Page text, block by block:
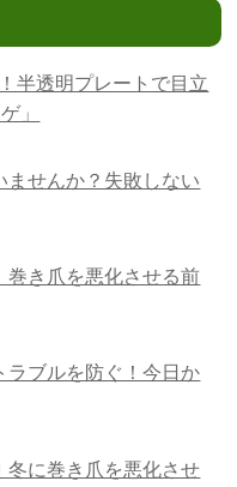
半透明プレートで目立
」
ませんか？失敗しない
巻き爪を悪化させる前
ラブルを防ぐ！今日か
冬に巻き爪を悪化させ